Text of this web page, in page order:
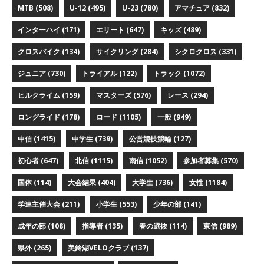
MTB (508) U-12 (495) U-23 (780) アマチュア (832)
インターハイ (171) エリート (647) キッズ(489)
クロスバイク (134) サイクリング(284) シクロクロス (331)
ジュニア (730) トライアル(122) トラック (1072)
ヒルクライム (159) マスターズ(576) レース (294)
ロングライド (178) ロード (1105) 一般 (949)
中信(1415) 中学生 (739) 公営競技競輪 (127)
初心者 (647) 北信(1115) 南信(1052) 参加者募集 (570)
国体(114) 大会結果 (404) 大学生 (736) 女性 (1184)
学連主催大会 (211) 小学生 (553) 少年の部 (141)
成年の部 (108) 指導者 (135) 春の選抜 (114) 東信(989)
県外(265) 美鈴湖VELOクラブ(137)